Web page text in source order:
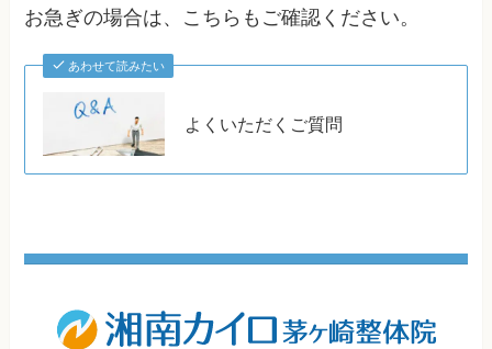
お急ぎの場合は、こちらもご確認ください。
あわせて読みたい
よくいただくご質問